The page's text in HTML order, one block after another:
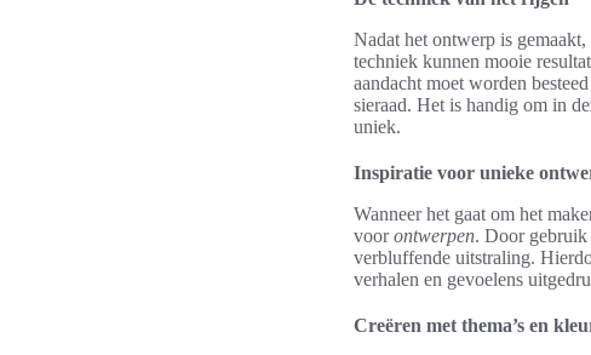
Nadat het ontwerp is
techniek kunnen mooie
aandacht moet worden
sieraad. Het is handig om in
uniek.
Inspiratie voor unieke
Wanneer het gaat om het
voorontwerpen. Door gebruik
verbluffende uitstraling.
verhalen en gevoelens
Creëren met thema’s en